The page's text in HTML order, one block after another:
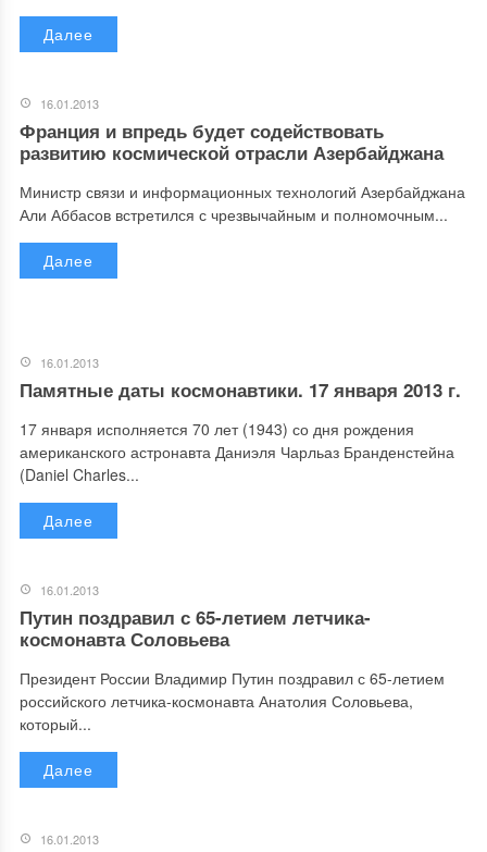
Далее
16.01.2013
Франция и впредь будет содействовать
развитию космической отрасли Азербайджана
Министр связи и информационных технологий Азербайджана
Али Аббасов встретился с чрезвычайным и полномочным...
Далее
16.01.2013
Памятные даты космонавтики. 17 января 2013 г.
17 января исполняется 70 лет (1943) со дня рождения
американского астронавта Даниэля Чарльаз Бранденстейна
(Daniel Charles...
Далее
16.01.2013
Путин поздравил с 65-летием летчика-
космонавта Соловьева
Президент России Владимир Путин поздравил с 65-летием
российского летчика-космонавта Анатолия Соловьева,
который...
Далее
16.01.2013